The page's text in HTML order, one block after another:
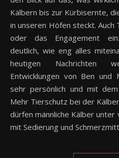
Kälbern bis zur Kürbisernte,
in unseren Höfen steckt.
oder das Engagement
deutlich, wie eng alles
heutigen Nachrichten
Entwicklungen von Ben und
sehr persönlich und mit
Mehr Tierschutz bei der
dürfen männliche Kälber unter
mit Sedierung und